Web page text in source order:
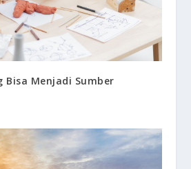
Bisa Menjadi Sumber